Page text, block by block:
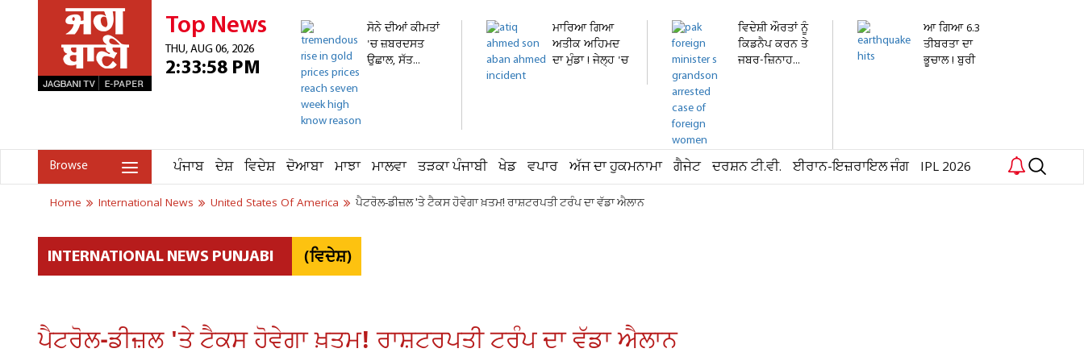
Top News
THU, AUG 06, 2026
2:33:58 PM
ਸੋਨੇ ਦੀਆਂ ਕੀਮਤਾਂ
'ਚ ਜ਼ਬਰਦਸਤ
ਉਛਾਲ, ਸੱਤ...
ਮਾਰਿਆ ਗਿਆ
ਅਤੀਕ ਅਹਿਮਦ
ਦਾ ਮੁੰਡਾ ! ਜੇਲ੍ਹ 'ਚ
ਵਿਦੇਸ਼ੀ ਔਰਤਾਂ ਨੂੰ
ਕਿਡਨੈਪ ਕਰਨ ਤੇ
ਜਬਰ-ਜ਼ਿਨਾਹ...
ਆ ਗਿਆ 6.3
ਤੀਬਰਤਾ ਦਾ
ਭੂਚਾਲ ! ਬੁਰੀ
Browse ਪੰਜਾਬ ਦੇਸ਼ ਵਿਦੇਸ਼ ਦੋਆਬਾ ਮਾਝਾ ਮਾਲਵਾ ਤੜਕਾ ਪੰਜਾਬੀ ਖੇਡ ਵਪਾਰ ਅੱਜ ਦਾ ਹੁਕਮਨਾਮਾ ਗੈਜੇਟ ਦਰਸ਼ਨ ਟੀ.ਵੀ. ਈਰਾਨ-ਇਜ਼ਰਾਇਲ ਜੰਗ IPL 2026
Home International News United States Of America ਪੈਟਰੋਲ-ਡੀਜ਼ਲ 'ਤੇ ਟੈਕਸ ਹੋਵੇਗਾ ਖ਼ਤਮ! ਰਾਸ਼ਟਰਪਤੀ ਟਰੰਪ ਦਾ ਵੱਡਾ ਐਲਾਨ
INTERNATIONAL NEWS PUNJABI (ਵਿਦੇਸ਼)
ਪੈਟਰੋਲ-ਡੀਜ਼ਲ 'ਤੇ ਟੈਕਸ ਹੋਵੇਗਾ ਖ਼ਤਮ! ਰਾਸ਼ਟਰਪਤੀ ਟਰੰਪ ਦਾ ਵੱਡਾ ਐਲਾਨ